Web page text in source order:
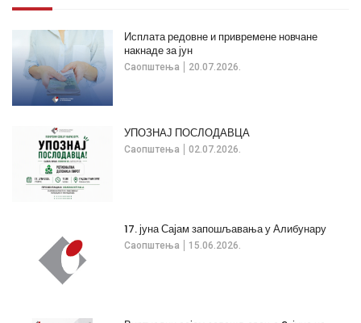
Саопштења 20.07.2026.
Исплата редовне и привремене новчане
накнаде за јун
Саопштења 02.07.2026.
УПОЗНАЈ ПОСЛОДАВЦА
Саопштења 15.06.2026.
17. јуна Сајам запошљавања у Алибунару